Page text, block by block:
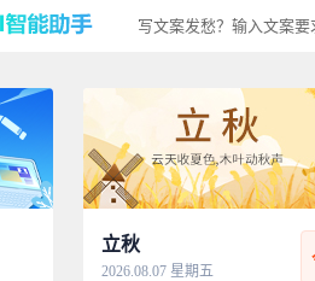
写文案发愁？输入文案
立秋
2026.08.07 星期五